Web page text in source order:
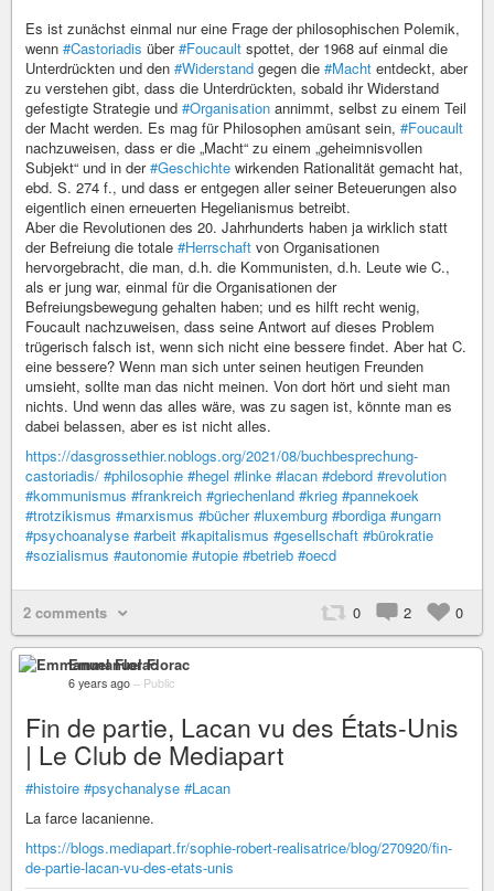
Es ist zunächst einmal nur eine Frage der philosophischen Polemik,
wenn #Castoriadis über#Foucault spottet, der 1968 auf einmal die
Unterdrückten und den #Widerstand gegen die #Macht entdeckt, aber
zu verstehen gibt, dass die Unterdrückten, sobald ihr Widerstand
gefestigte Strategie und #Organisation annimmt, selbst zu einem Teil
der Macht werden. Es mag für Philosophen amüsant sein, #Foucault
nachzuweisen, dass er die „Macht“ zu einem „geheimnisvollen
Subjekt“ und in der#Geschichte wirkenden Rationalität gemacht hat,
ebd. S. 274 f., und dass er entgegen aller seiner Beteuerungen also
eigentlich einen erneuerten Hegelianismus betreibt.
Aber die Revolutionen des 20. Jahrhunderts haben ja wirklich statt
der Befreiung die totale #Herrschaft von Organisationen
hervorgebracht, die man, d.h. die Kommunisten, d.h. Leute wie C.,
als er jung war, einmal für die Organisationen der
Befreiungsbewegung gehalten haben; und es hilft recht wenig,
Foucault nachzuweisen, dass seine Antwort auf dieses Problem
trügerisch falsch ist, wenn sich nicht eine bessere findet. Aber hat C.
eine bessere? Wenn man sich unter seinen heutigen Freunden
umsieht, sollte man das nicht meinen. Von dort hört und sieht man
nichts. Und wenn das alles wäre, was zu sagen ist, könnte man es
dabei belassen, aber es ist nicht alles.
https://dasgrossethier.noblogs.org/2021/08/buchbesprechung-
castoriadis/ #philosophie #hegel #linke #lacan #debord #revolution
#kommunismus #frankreich #griechenland #krieg #pannekoek
#trotzikismus #marxismus #bücher #luxemburg #bordiga #ungarn
#psychoanalyse #arbeit #kapitalismus #gesellschaft #bürokratie
#sozialismus #autonomie #utopie #betrieb #oecd
2 comments 0 2 0
Emmanuel Florac
6 years ago – Public
Fin de partie, Lacan vu des États-Unis
| Le Club de Mediapart
#histoire #psychanalyse #Lacan
La farce lacanienne.
https://blogs.mediapart.fr/sophie-robert-realisatrice/blog/270920/fin-
de-partie-lacan-vu-des-etats-unis